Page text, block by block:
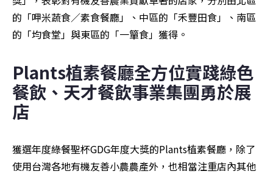
的「呷米蔬食／素食餐廳」、中區的「禾豐田食」、南區
的「均食堂」與東區的「一簞食」獲得。
Plants植素餐廳全方位實踐綠色
餐飲、天才餐飲事業集團勇於展
店
獲選年度綠餐聖杯GDG年度大獎的Plants植素餐廳，除了
使用台灣各地有機友善小農農產外，也相當注重店內其他